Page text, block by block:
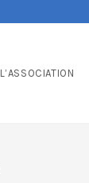
L’ASSOCIATION